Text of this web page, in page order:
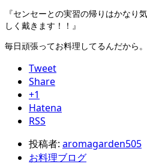
『センセーとの実習の帰りはかなり
しく戴きます！！』
毎日頑張ってお料理してるんだから
Tweet
Share
+1
Hatena
RSS
投稿者: aromagarden505
お料理ブログ